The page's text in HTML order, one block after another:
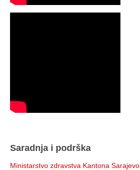
Saradnja i podrška
Ministarstvo zdravstva Kantona Sarajevo